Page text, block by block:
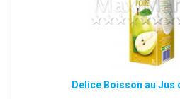
Delice Boisson au Jus